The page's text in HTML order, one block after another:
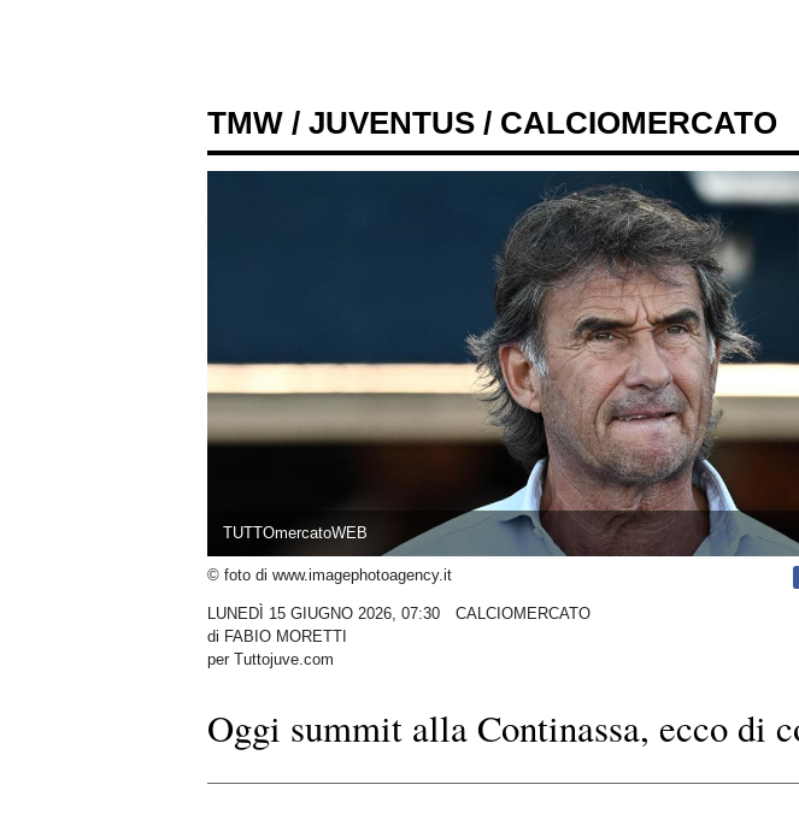
TMW / JUVENTUS / CALCIOMERCATO
TUTTOmercatoWEB
© foto di www.imagephotoagency.it
LUNEDÌ 15 GIUGNO 2026, 07:30
CALCIOMERCATO
di FABIO MORETTI
per Tuttojuve.com
Oggi summit alla Continassa, ecco di